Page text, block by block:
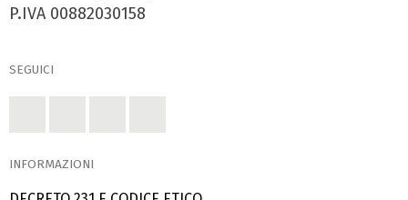
P.IVA 00882030158
SEGUICI
INFORMAZIONI